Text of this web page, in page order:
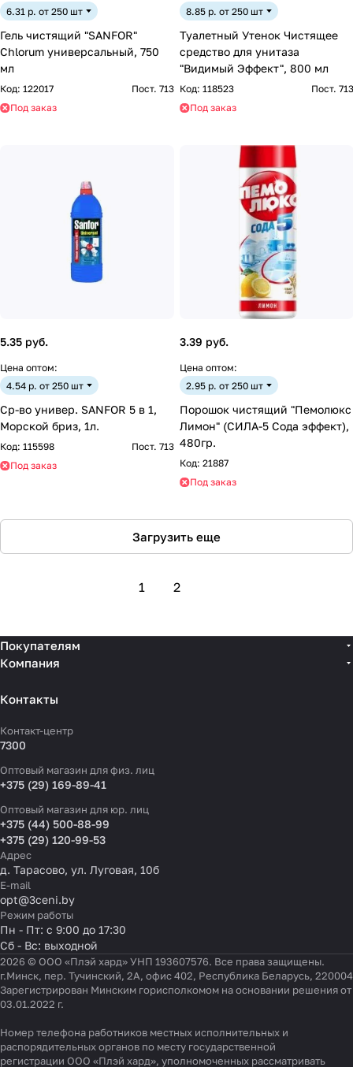
6.31 р. от 250 шт
Гель чистящий "SANFOR"
Chlorum универсальный, 750
мл
Код: 122017
Пост. 713
Под заказ
8.85 р. от 250 шт
Туалетный Утенок Чистящее
средство для унитаза
"Видимый Эффект", 800 мл
Код: 118523
Пост. 713
Под заказ
5.35 руб.
Цена оптом:
4.54 р. от 250 шт
Ср-во универ. SANFOR 5 в 1,
Морской бриз, 1л.
Код: 115598
Пост. 713
Под заказ
3.39 руб.
Цена оптом:
2.95 р. от 250 шт
Порошок чистящий "Пемолюкс
Лимон" (СИЛА-5 Сода эффект),
480гр.
Код: 21887
Под заказ
Загрузить еще
1 2
Покупателям
Компания
Контакты
Контакт-центр
7300
Оптовый магазин для физ. лиц
+375 (29) 169-89-41
Оптовый магазин для юр. лиц
+375 (44) 500-88-99
+375 (29) 120-99-53
Адрес
д. Тарасово, ул. Луговая, 10б
E-mail
opt@3ceni.by
Режим работы
Пн - Пт: с 9:00 до 17:30
Сб - Вс: выходной
2026 © ООО «Плэй хард» УНП 193607576. Все права защищены.
г.Минск, пер. Тучинский, 2А, офис 402, Республика Беларусь, 220004
Зарегистрирован Минским горисполкомом на основании решения от
03.01.2022 г.
Номер телефона работников местных исполнительных и
распорядительных органов по месту государственной
регистрации ООО «Плэй хард», уполномоченных рассматривать